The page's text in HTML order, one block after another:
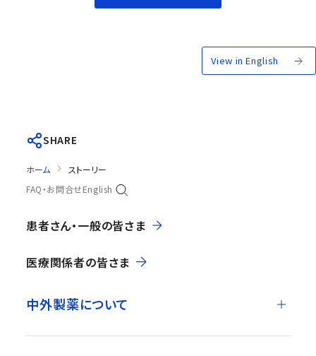
View in English
SHARE
ホーム
ストーリー
FAQ・お問合せEnglish
患者さん・一般の皆さま
医療関係者の皆さま
中外製薬について